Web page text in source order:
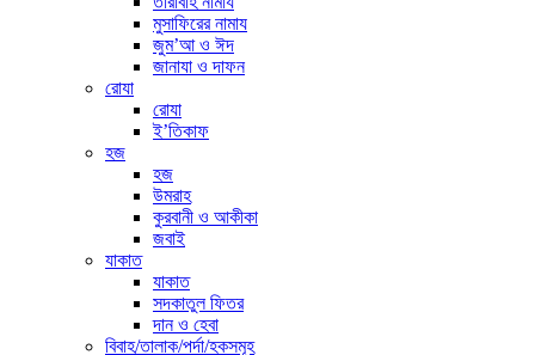
মুসাফিরের নামায
জুম’আ ও ঈদ
জানাযা ও দাফন
রোযা
রোযা
ই’তিকাফ
হজ
হজ
উমরাহ
কুরবানী ও আকীকা
জবাই
যাকাত
যাকাত
সদকাতুল ফিতর
দান ও হেবা
বিবাহ/তালাক/পর্দা/হকসমূহ